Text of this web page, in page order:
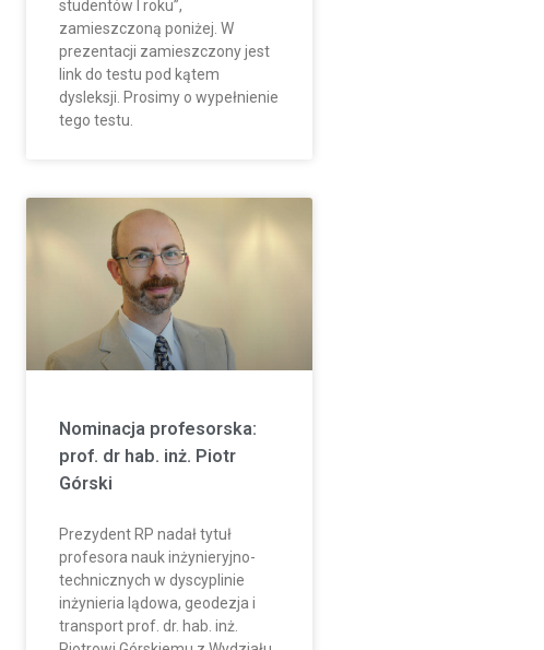
studentów I roku”,
zamieszczoną poniżej. W
prezentacji zamieszczony jest
link do testu pod kątem
dysleksji. Prosimy o wypełnienie
tego testu.
Nominacja profesorska:
prof. dr hab. inż. Piotr
Górski
Prezydent RP nadał tytuł
profesora nauk inżynieryjno-
technicznych w dyscyplinie
inżynieria lądowa, geodezja i
transport prof. dr. hab. inż.